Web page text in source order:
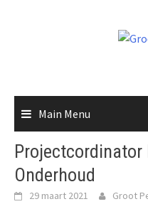
Main Menu
Projectcordinator
Onderhoud
29 maart 2021 Groot